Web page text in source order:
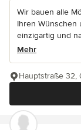
Wir bauen alle
Ihren Wünschen
einzigartig und
Mehr
Hauptstraße 32,